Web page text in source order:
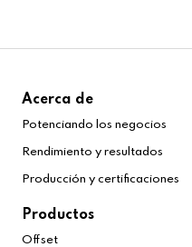
Acerca de
Potenciando los negocios
Rendimiento y resultados
Producción y certificaciones
Productos
Offset